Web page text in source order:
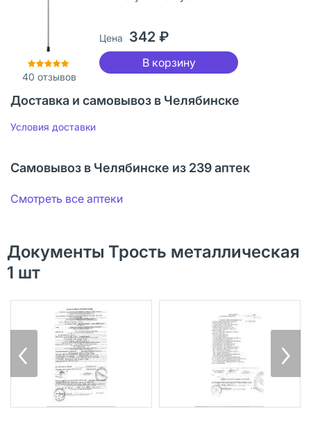
40 отзывов
Цена 342 ₽
В корзину
Доставка и самовывоз в Челябинске
Условия доставки
Самовывоз в Челябинске из 239 аптек
Смотреть все аптеки
Документы Трость металлическая
1 шт